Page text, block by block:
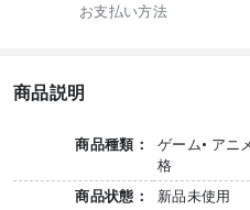
お支払い方法
商品説明
商品種類：
ゲーム• アニ
格
商品状態：
新品未使用